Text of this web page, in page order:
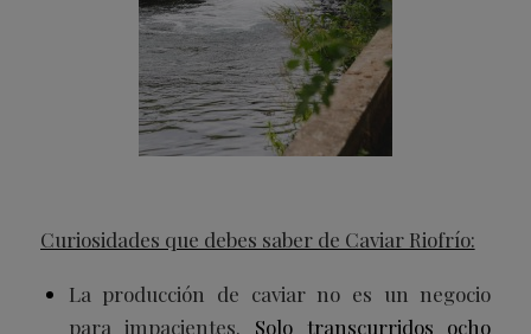
Curiosidades que debes saber de Caviar Riofrío:
La producción de caviar no es un negocio
para impacientes. Solo transcurridos ocho